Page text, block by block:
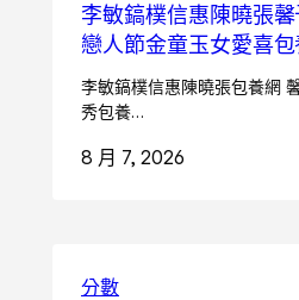
李敏鎬樸信惠陳曉張
戀人節金童玉女愛喜
李敏鎬樸信惠陳曉張包養網
秀包養…
8 月 7, 2026
分數